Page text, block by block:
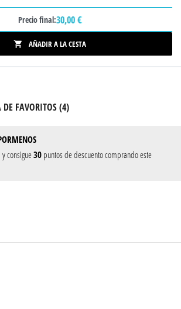
Precio final:30,00 €
 AÑADIR A LA CESTA
FAVORITOS (4)
consigue30puntos de descuento comprando este